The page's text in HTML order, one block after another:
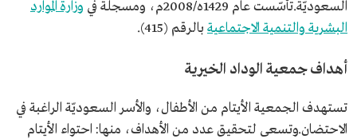
السعوديّة.تأسّست عام 1429ه/2008م، ومسجلة في
وزارة الموارد
البشرية والتنمية الاجتماعية بالرقم (415).
أهداف جمعية الوداد الخيرية
تستهدف الجمعية الأيتام من الأطفال، والأسر السعوديّة الراغبة في
الاحتضان.وتسعى لتحقيق عدد من الأهداف، منها: احتواء الأيتام